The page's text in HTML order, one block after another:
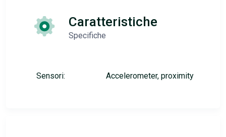
Caratteristiche
Specifiche
Sensori: Accelerometer, proximity